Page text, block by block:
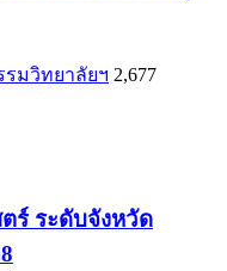
มวิทยาลัยฯ 2,677
ร์ ระดับจังหวัด